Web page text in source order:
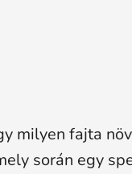
milyen fajta
során egy